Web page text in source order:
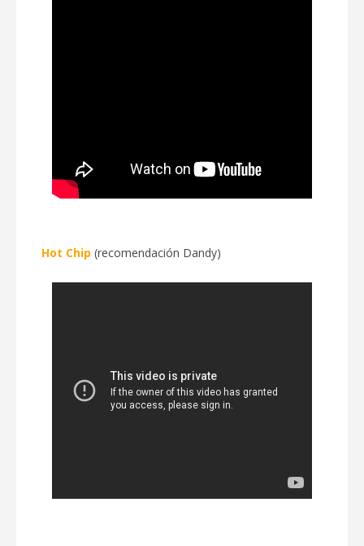
Hot Chip (recomendación Dandy)